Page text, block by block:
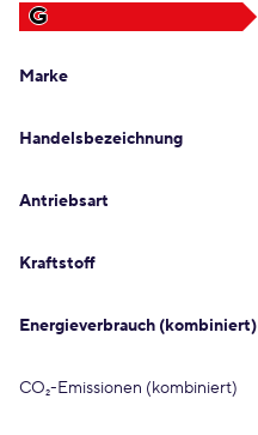
G
Marke
Handelsbezeichnung
Antriebsart
Kraftstoff
Energieverbrauch (kombiniert)
CO₂-Emissionen (kombiniert)